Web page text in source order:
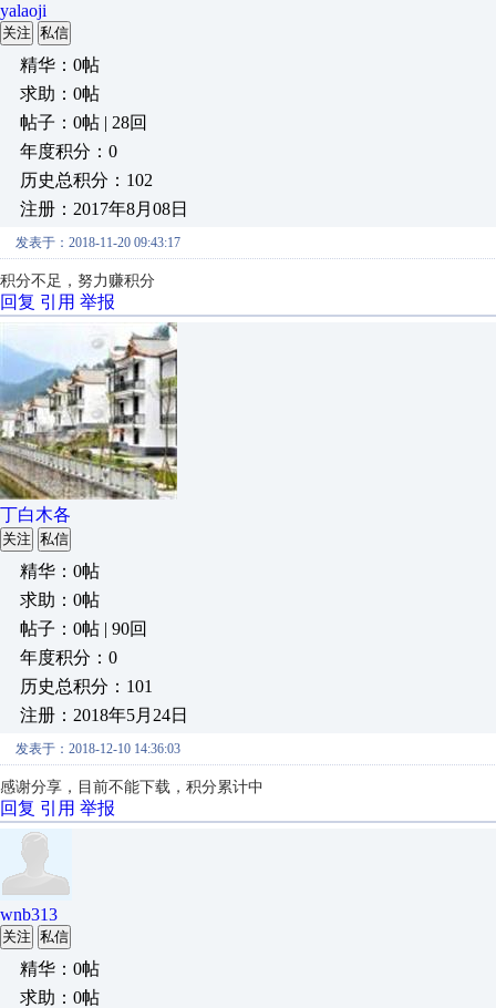
yalaoji
关注 私信
精华：0帖
求助：0帖
帖子：0帖 | 28回
年度积分：0
历史总积分：102
注册：2017年8月08日
发表于：2018-11-20 09:43:17
积分不足，努力赚积分
回复 引用 举报
丁白木各
关注 私信
精华：0帖
求助：0帖
帖子：0帖 | 90回
年度积分：0
历史总积分：101
注册：2018年5月24日
发表于：2018-12-10 14:36:03
感谢分享，目前不能下载，积分累计中
回复 引用 举报
wnb313
关注 私信
精华：0帖
求助：0帖